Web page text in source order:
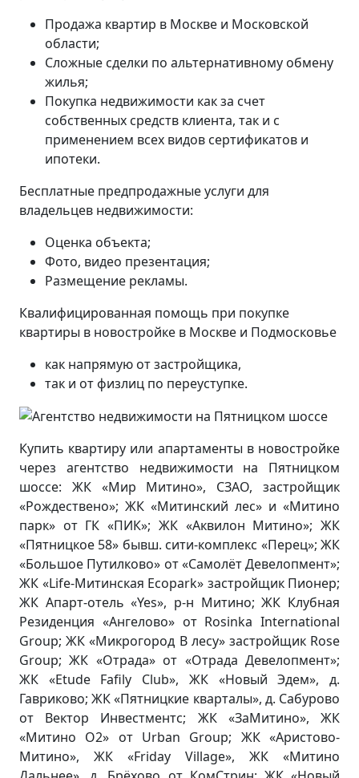
Продажа квартир в Москве и Московской
области;
Сложные сделки по альтернативному обмену
жилья;
Покупка недвижимости как за счет
собственных средств клиента, так и с
применением всех видов сертификатов и
ипотеки.
Бесплатные предпродажные услуги для
владельцев недвижимости:
Оценка объекта;
Фото, видео презентация;
Размещение рекламы.
Квалифицированная помощь при покупке
квартиры в новостройке в Москве и Подмосковье
как напрямую от застройщика,
так и от физлиц по переуступке.
Купить квартиру или апартаменты в новостройке
через агентство недвижимости на Пятницком
шоссе: ЖК «Мир Митино», СЗАО, застройщик
«Рождествено»; ЖК «Митинский лес» и «Митино
парк» от ГК «ПИК»; ЖК «Аквилон Митино»; ЖК
«Пятницкое 58» бывш. сити-комплекс «Перец»; ЖК
«Большое Путилково» от «Самолёт Девелопмент»;
ЖК «Life-Митинская Ecopark» застройщик Пионер;
ЖК Апарт-отель «Yes», р-н Митино; ЖК Клубная
Резиденция «Ангелово» от Rosinka International
Group; ЖК «Микрогород В лесу» застройщик Rose
Group; ЖК «Отрада» от «Отрада Девелопмент»;
ЖК «Etude Fafily Club», ЖК «Новый Эдем», д.
Гавриково; ЖК «Пятницкие кварталы», д. Сабурово
от Вектор Инвестментс; ЖК «ЗаМитино», ЖК
«Митино О2» от Urban Group; ЖК «Аристово-
Митино», ЖК «Friday Village», ЖК «Митино